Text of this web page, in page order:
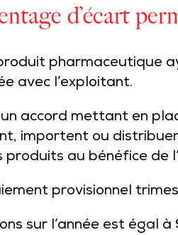
d’écart
pharmaceutique
avec l’exploitant.
accord mettant en
importent ou
au bénéfice de
provisionnel
sur l’année est égal